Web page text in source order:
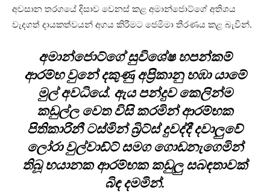
අවසාන තරගයේ දිසාව වෙනස් කළ අමාන්ජොට්ගේ අතිශය
වැදගත් දායකත්වයන් අගය කිරීමට ජෙමිමා තීරණය කළ බැවින්.
අමාන්ජොට්ගේ සුවිශේෂ හපන්කම්
ආරම්භ වුනේ දකුණු අප්‍රිකානු හඹා යාමේ
මුල් අවධියේ. ඇය පන්දුව කෙලින්ම
කඩුල්ල වෙත විසි කරමින් ආරම්භක
පිතිකාරිනී ටස්මින් බ්‍රිට්ස් දුවද්දී දවාලුවේ
ලෝරා වුල්වාඩ්ට් සමග ගොඩනැගෙමින්
තිබූ භයානක ආරම්භක කඩුලු සබඳතාවක්
බිඳ දමමින්.